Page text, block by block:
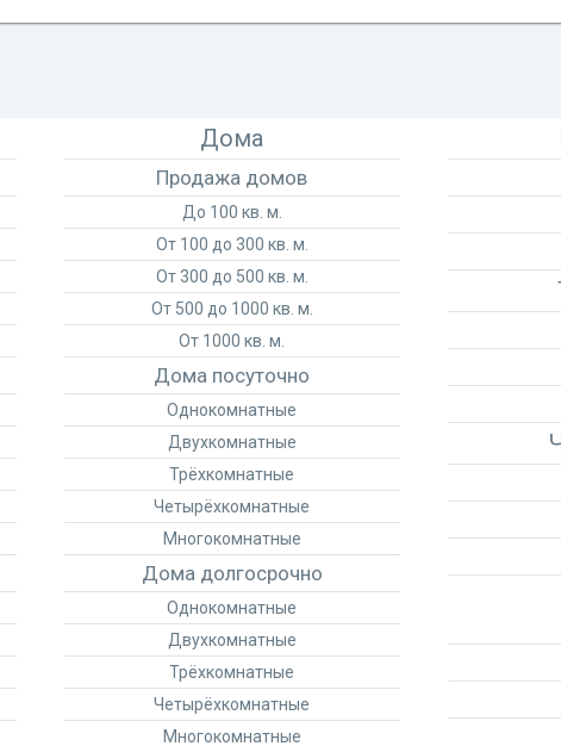
Дома
Продажа домов
До 100 кв. м.
От 100 до 300 кв. м.
От 300 до 500 кв. м.
От 500 до 1000 кв. м.
От 1000 кв. м.
Дома посуточно
Однокомнатные
Двухкомнатные
Трёхкомнатные
Четырёхкомнатные
Многокомнатные
Дома долгосрочно
Однокомнатные
Двухкомнатные
Трёхкомнатные
Четырёхкомнатные
Многокомнатные